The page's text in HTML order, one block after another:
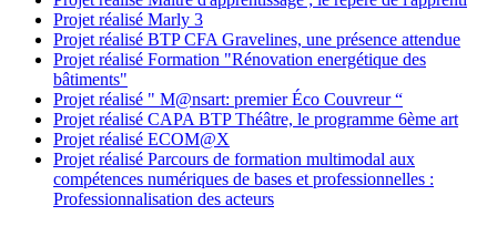
Projet réalisé Marly 3
Projet réalisé BTP CFA Gravelines, une présence attendue
Projet réalisé Formation "Rénovation energétique des
bâtiments"
Projet réalisé " M@nsart: premier Éco Couvreur “
Projet réalisé CAPA BTP Théâtre, le programme 6ème art
Projet réalisé ECOM@X
Projet réalisé Parcours de formation multimodal aux
compétences numériques de bases et professionnelles :
Professionnalisation des acteurs